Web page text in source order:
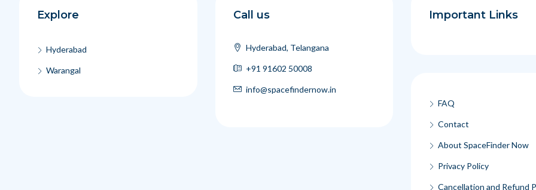
Explore
Hyderabad
Warangal
Call us
Hyderabad, Telangana
+91 91602 50008
info@spacefindernow.in
Important Links
FAQ
Contact
About SpaceFinder Now
Privacy Policy
Cancellation and Refund